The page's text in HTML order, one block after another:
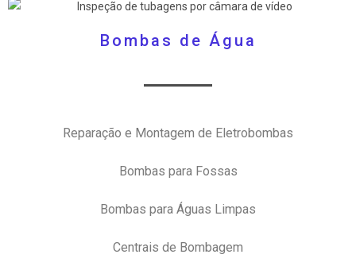
Bombas de Água
Reparação e Montagem de Eletrobombas
Bombas para Fossas
Bombas para Águas Limpas
Centrais de Bombagem